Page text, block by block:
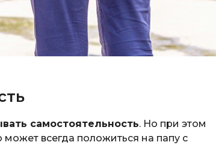
самостоятельность. Но при этом
всегда положиться на папу с